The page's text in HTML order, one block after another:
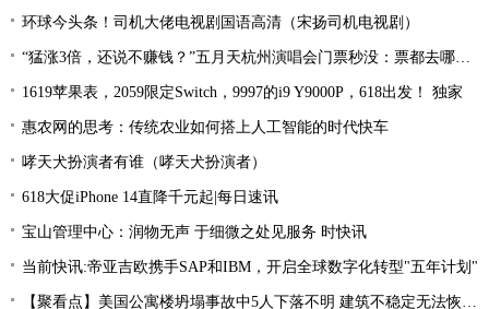
环球今头条！司机大佬电视剧国语高清（宋扬司机电视剧）
“猛涨3倍，还说不赚钱？”五月天杭州演唱会门票秒没：票都去哪了？
1619苹果表，2059限定Switch，9997的i9 Y9000P，618出发！ 独家
惠农网的思考：传统农业如何搭上人工智能的时代快车
哮天犬扮演者有谁（哮天犬扮演者）
618大促iPhone 14直降千元起|每日速讯
宝山管理中心：润物无声 于细微之处见服务 时快讯
当前快讯:帝亚吉欧携手SAP和IBM，开启全球数字化转型"五年计划"
【聚看点】美国公寓楼坍塌事故中5人下落不明 建筑不稳定无法恢复搜索